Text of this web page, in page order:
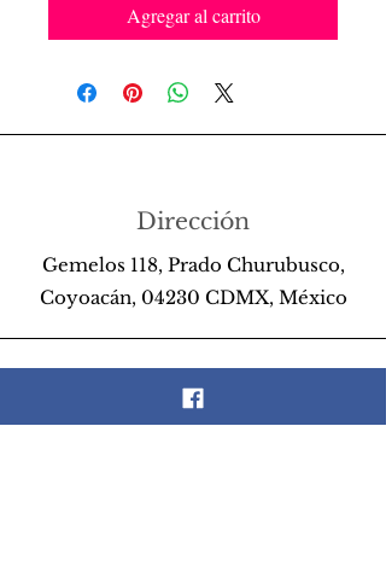
Agregar al carrito
Dirección
Gemelos 118, Prado Churubusco,
Coyoacán, 04230 CDMX, México
Teléfono